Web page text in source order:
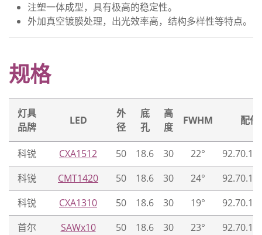
注塑一体成型，具有极高的稳定性。
外加真空镀膜处理，出光效率高，结构多样性等特点。
规格
灯具
品牌
LED
外
径
底
孔
高
度
FWHM 配件
科锐 CXA1512 50 18.6 30 22°
科锐
CMT1420 50 18.6 30 24°
科锐
CXA1310 50 18.6 30 19°
首尔
SAWx10 50 18.6 30 23°